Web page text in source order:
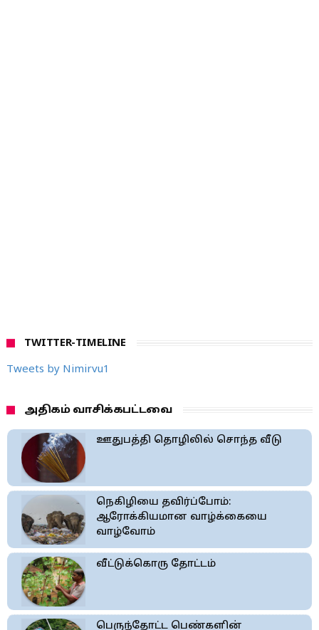
TWITTER-TIMELINE
Tweets by Nimirvu1
அதிகம் வாசிக்கபட்டவை
ஊதுபத்தி தொழிலில் சொந்த வீடு
நெகிழியை தவிர்ப்போம்:
ஆரோக்கியமான வாழ்க்கையை
வாழ்வோம்
வீட்டுக்கொரு தோட்டம்
பெருந்தோட்ட பெண்களின்